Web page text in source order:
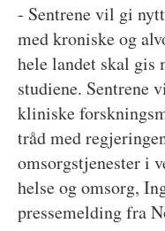
- Sentrene vil gi
med kroniske og
hele landet skal
studiene. Sentrene
kliniske
tråd med
omsorgstjenester i
helse og omsorg,
pressemelding fra